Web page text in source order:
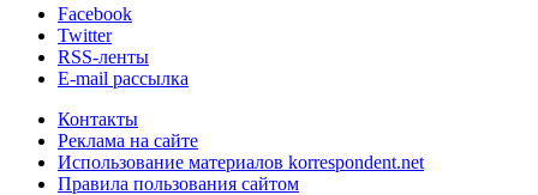
Facebook
Twitter
RSS-ленты
E-mail рассылка
Контакты
Реклама на сайте
Использование материалов korrespondent.net
Правила пользования сайтом